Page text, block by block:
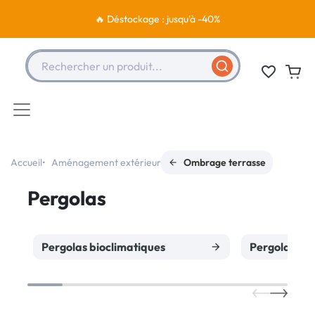
🔥 Déstockage : jusqu'à -40%
Rechercher un produit... favorite_border
Accueil Aménagement extérieur Ombrage terrasse
Pergolas
Pergolas bioclimatiques Pergolas